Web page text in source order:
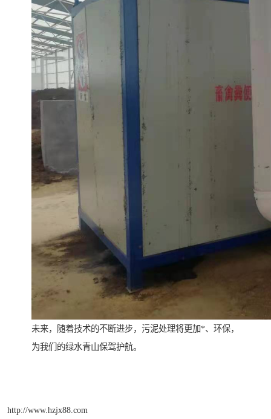
未来，随着技术的不断进步，污泥处理将更加*、环保，
为我们的绿水青山保驾护航。
http://www.hzjx88.com